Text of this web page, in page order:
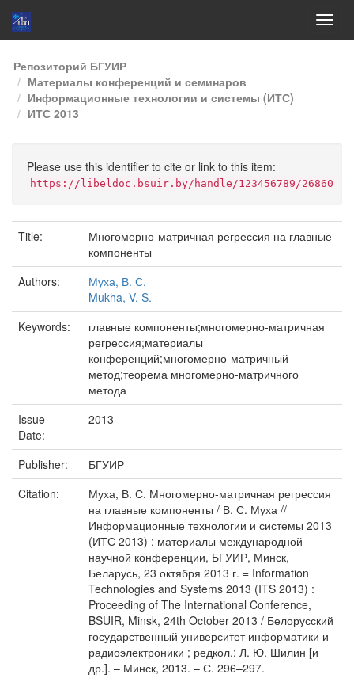
Skip
navigation
Репозиторий БГУИР
Материалы конференций и семинаров
Информационные технологии и системы (ИТС)
ИТС 2013
Please use this identifier to cite or link to this item:
https://libeldoc.bsuir.by/handle/123456789/26860
Title:
Многомерно-матричная регрессия на главные
компоненты
Authors:
Муха, В. С.
Mukha, V. S.
Keywords:
главные компоненты;многомерно-матричная
регрессия;материалы
конференций;многомерно-матричный
метод;теорема многомерно-матричного
метода
Issue
Date:
2013
Publisher:
БГУИР
Citation:
Муха, В. С. Многомерно-матричная регрессия
на главные компоненты / В. С. Муха //
Информационные технологии и системы 2013
(ИТС 2013) : материалы международной
научной конференции, БГУИР, Минск,
Беларусь, 23 октября 2013 г. = Information
Technologies and Systems 2013 (ITS 2013) :
Proceeding of The International Conference,
BSUIR, Minsk, 24th October 2013 / Белорусский
государственный университет информатики и
радиоэлектроники ; редкол.: Л. Ю. Шилин [и
др.]. – Минск, 2013. – С. 296–297.